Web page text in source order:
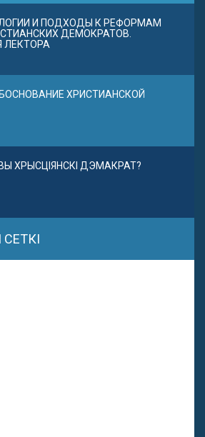
И ПОДХОДЫ К РЕФОРМАМ
ДЕМОКРАТОВ.
ЛЕКТОРА
ХРИСТИАНСКОЙ
ХРЫСЦІЯНСКІ ДЭМАКРАТ?